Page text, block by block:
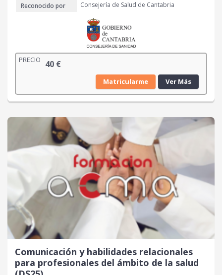
Reconocido por
Consejería de Salud de Cantabria
PRECIO 40 €
Matricularme Ver Más
Comunicación y habilidades relacionales
para profesionales del ámbito de la salud